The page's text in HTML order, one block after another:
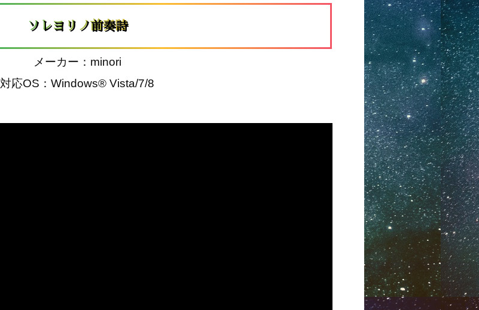
ソレヨリノ前奏詩
メーカー：minori
対応OS：Windows® Vista/7/8